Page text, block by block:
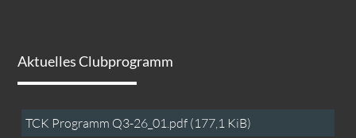
Aktuelles Clubprogramm
TCK Programm Q3-26_01.pdf (177,1 KiB)